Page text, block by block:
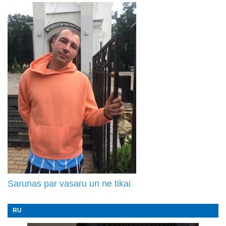
Sarunas par vasaru un ne tikai
RU